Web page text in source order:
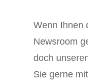
Wenn Ihnen
Newsroom
doch
Sie gerne